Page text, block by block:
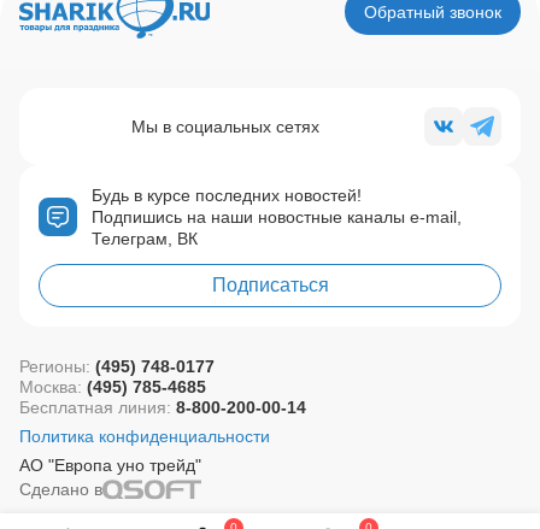
Обратный звонок
Будь в курсе последних новостей!
Подпишись на наши новостные каналы e-mail,
Телеграм, ВК
Подписаться
Мы в социальных сетях
АО "Европа уно трейд"
Регионы: (495) 748-0177
Москва: (495) 785-4685
Бесплатная линия: 8-800-200-00-14
Политика конфиденциальности
Сделано в